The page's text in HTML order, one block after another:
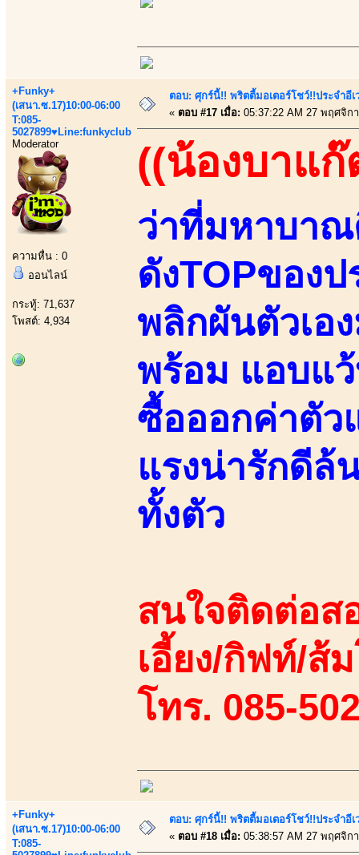
+Funky+
(เสนา.ซ.17)10:00-06:00
T:085-
5027899♥Line:funkyclub
Moderator
ความหื่น : 0
ออนไลน์
กระทู้: 71,637
โพสต์: 4,934
ตอบ: ศุกร์นี้!! พริตตี้มอเตอร์โชว์!!ประจำอี
« ตอบ #17 เมื่อ: 05:37:22 AM 27 พฤศจิก
((น้องบาแก๊
ว่าที่มหาบา
ดังTOPของ
พลิกผันตัวเอ
พร้อม แอบแ
ซื้อออกค่าตัว
แรงน่ารักดีล้
ทั้งตัว
สนใจติดต่อส
เอี้ยง/กิฟท์/ส้
โทร. 085-
+Funky+
(เสนา.ซ.17)10:00-06:00
T:085-
ตอบ: ศุกร์นี้!! พริตตี้มอเตอร์โชว์!!ประจำอี
« ตอบ #18 เมื่อ: 05:38:57 AM 27 พฤศจิก